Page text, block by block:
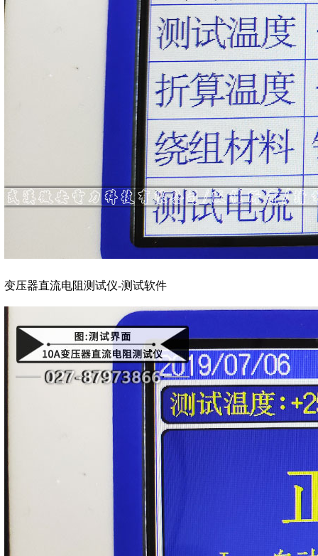
变压器直流电阻测试仪-测试软件